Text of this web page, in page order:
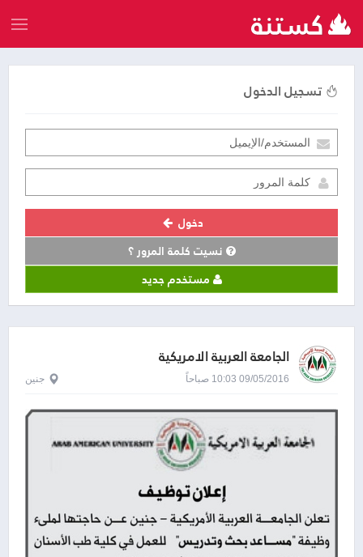
تسجيل الدخول
دخول
نسيت كلمة المرور ؟
مستخدم جديد
الجامعة العربية الامريكية
09/05/2016 10:03 صباحاً جنين